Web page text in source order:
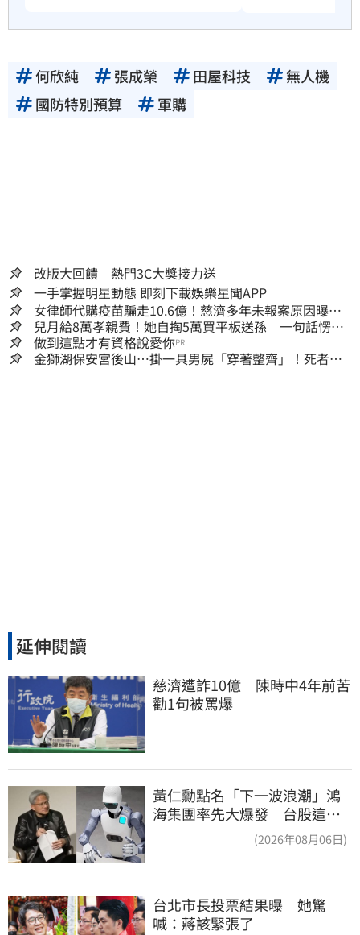
何欣純 張成榮 田屋科技
無人機
國防特別預算
軍購
改版大回饋 熱門3C大獎接力送
一手掌握明星動態 即刻下載娛樂星聞APP
女律師代購疫苗騙走10.6億！慈濟多年未報案原因曝：
檢警上門才知被騙
兒月給8萬孝親費！她自掏5萬買平板送孫 一句話愣原
地「傷心不已」
做到這點才有資格說愛你PR
金獅湖保安宮後山…掛一具男屍「穿著整齊」！死者身
延伸閱讀
慈濟遭詐10億　陳時中4年前苦
勸1句被罵爆
黃仁勳點名「下一波浪潮」鴻
海集團率先大爆發 台股這族
(2026年08月06日)
台北市長投票結果曝　她驚
喊：蔣該緊張了